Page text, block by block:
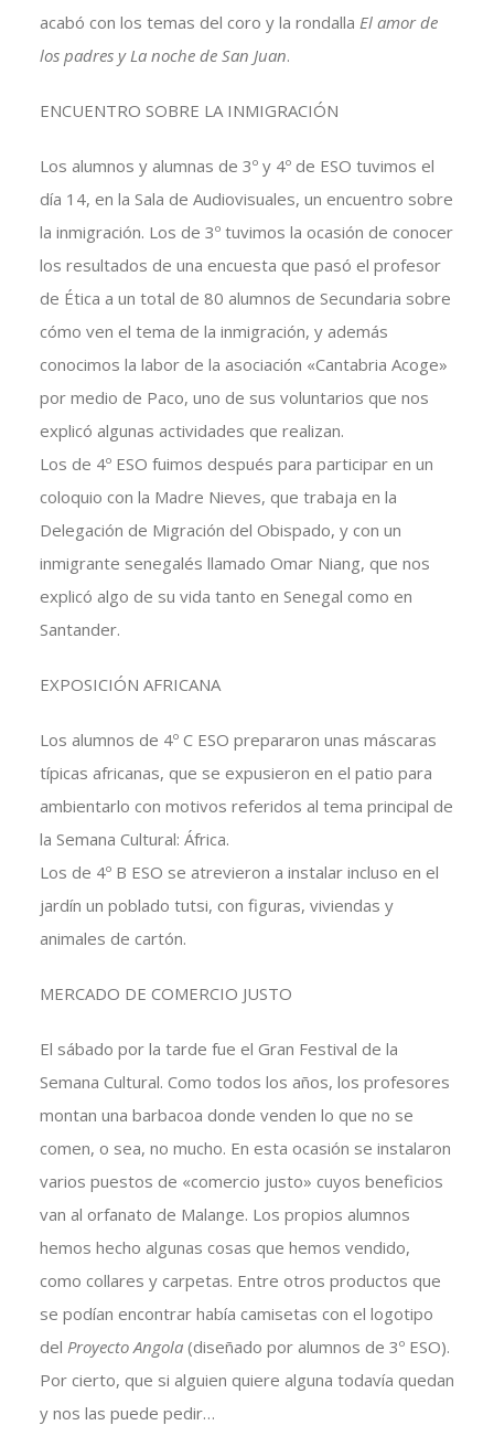
acabó con los temas del coro y la rondalla El amor de
los padres y La noche de San Juan.
ENCUENTRO SOBRE LA INMIGRACIÓN
Los alumnos y alumnas de 3º y 4º de ESO tuvimos el
día 14, en la Sala de Audiovisuales, un encuentro sobre
la inmigración. Los de 3º tuvimos la ocasión de conocer
los resultados de una encuesta que pasó el profesor
de Ética a un total de 80 alumnos de Secundaria sobre
cómo ven el tema de la inmigración, y además
conocimos la labor de la asociación «Cantabria Acoge»
por medio de Paco, uno de sus voluntarios que nos
explicó algunas actividades que realizan.
Los de 4º ESO fuimos después para participar en un
coloquio con la Madre Nieves, que trabaja en la
Delegación de Migración del Obispado, y con un
inmigrante senegalés llamado Omar Niang, que nos
explicó algo de su vida tanto en Senegal como en
Santander.
EXPOSICIÓN AFRICANA
Los alumnos de 4º C ESO prepararon unas máscaras
típicas africanas, que se expusieron en el patio para
ambientarlo con motivos referidos al tema principal de
la Semana Cultural: África.
Los de 4º B ESO se atrevieron a instalar incluso en el
jardín un poblado tutsi, con figuras, viviendas y
animales de cartón.
MERCADO DE COMERCIO JUSTO
El sábado por la tarde fue el Gran Festival de la
Semana Cultural. Como todos los años, los profesores
montan una barbacoa donde venden lo que no se
comen, o sea, no mucho. En esta ocasión se instalaron
varios puestos de «comercio justo» cuyos beneficios
van al orfanato de Malange. Los propios alumnos
hemos hecho algunas cosas que hemos vendido,
como collares y carpetas. Entre otros productos que
se podían encontrar había camisetas con el logotipo
del Proyecto Angola (diseñado por alumnos de 3º ESO).
Por cierto, que si alguien quiere alguna todavía quedan
y nos las puede pedir…